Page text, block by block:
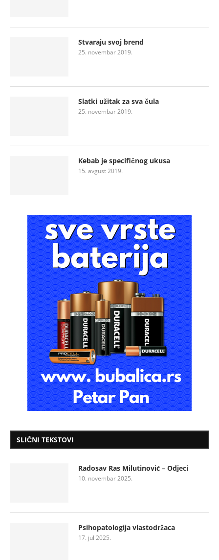
Stvaraju svoj brend
25. novembar 2019.
Slatki užitak za sva čula
25. novembar 2019.
Kebab je specifičnog ukusa
15. avgust 2019.
SLIČNI TEKSTOVI
Radosav Ras Milutinović – Odjeci
10. novembar 2025.
Psihopatologija vlastodržaca
17. jul 2025.